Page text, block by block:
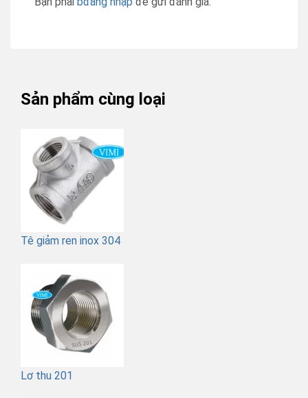
Sản phẩm cùng loại
Tê giảm ren inox 304
Lơ thu 201